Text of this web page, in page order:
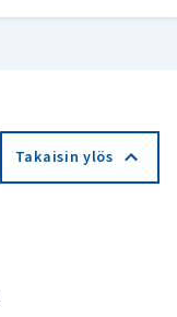
Takaisin ylös